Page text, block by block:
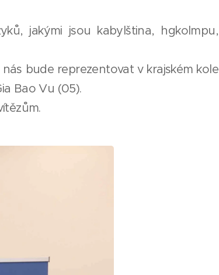
jakými jsou kabylština, hgkolmpu,
bude reprezentovat v krajském kole
Bao Vu (05).